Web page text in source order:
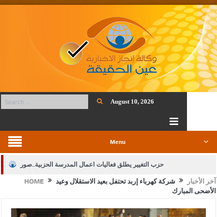
August 10, 2026
Menu
حزب التغيير يطلق فعاليات اعمال المدرسة الحزبية..صور
الجيش يفتح باب التجنيد لحملة البكالوريوس في الحقوق والقانون
HOME آخر الأخبار
شركة كهرباء إربد تحتفل بعيد الاستقلال وعيد
الأضحى المبارك